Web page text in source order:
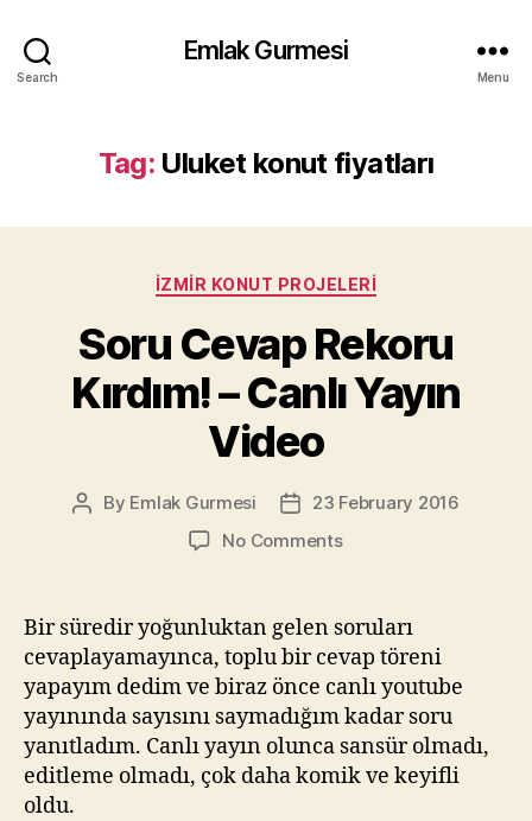
Search
Emlak Gurmesi
Menu
Tag: Uluket konut fiyatları
Categories
İZMIR KONUT PROJELERI
Soru Cevap Rekoru
Kırdım! – Canlı Yayın
Video
Post
By Emlak Gurmesi
Post23 February 2016
No Commentson
Rekoru
Kırdım!
–
Canlı
Yayın
Video
Bir süredir yoğunluktan gelen soruları
cevaplayamayınca, toplu bir cevap töreni
yapayım dedim ve biraz önce canlı youtube
yayınında sayısını saymadığım kadar soru
yanıtladım. Canlı yayın olunca sansür olmadı,
editleme olmadı, çok daha komik ve keyifli
oldu.